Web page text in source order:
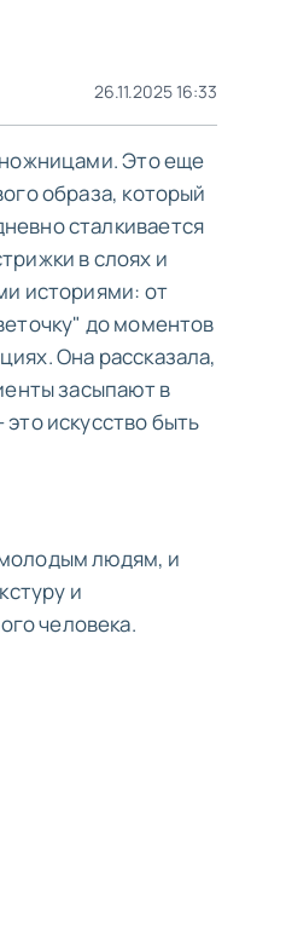
26.11.2025 16:33
ножницами. Это еще
образа, который
сталкивается
в слоях и
историями: от
до моментов
Она рассказала,
засыпают в
искусство быть
молодым людям, и
и
человека.